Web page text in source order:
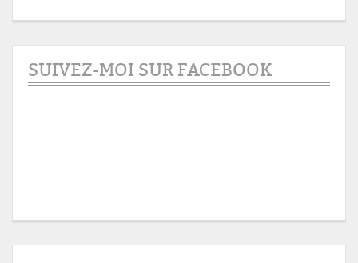
SUIVEZ-MOI SUR FACEBOOK